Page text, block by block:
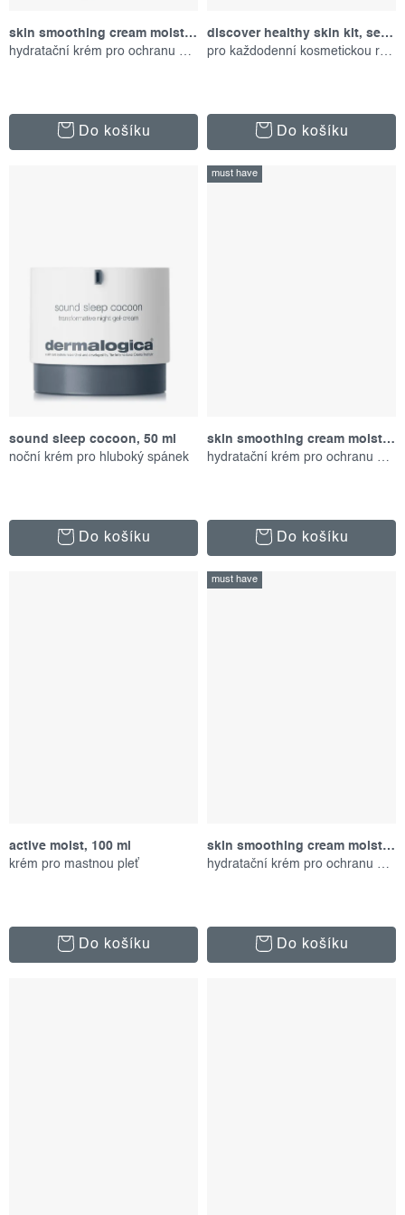
ů
t
ů
skin smoothing cream moisturizer, 50 ml
Do košíku
discover healthy skin kit, set produktů
Do košíku
sound sleep cocoon, 50 ml
noční krém pro hluboký spánek
Do košíku
must have
skin smoothing cream moisturizer, 150 ml
hydratační krém pro ochranu pokožky
Do košíku
active moist, 100 ml
krém pro mastnou pleť
Do košíku
must have
skin smoothing cream moisturizer, 100 ml
hydratační krém pro ochranu pokožky
Do košíku